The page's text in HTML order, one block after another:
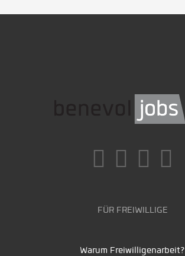
FÜR FREIWILLIGE
Warum Freiwilligenarbeit?